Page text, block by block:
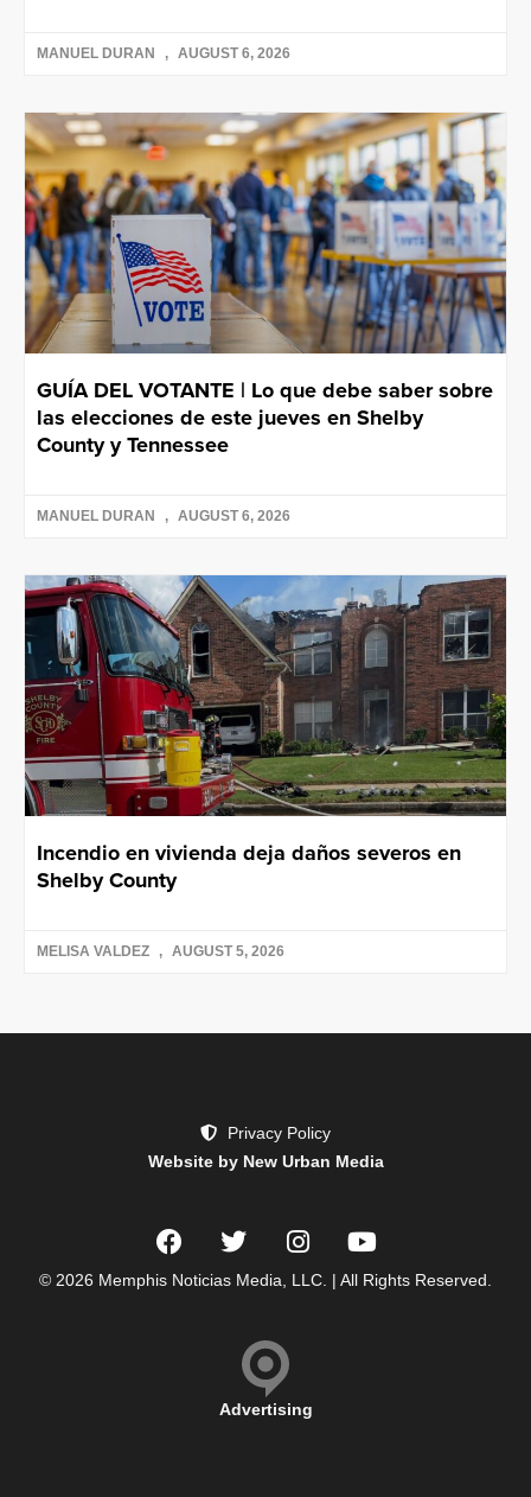
MANUEL DURAN AUGUST 6, 2026
GUÍA DEL VOTANTE | Lo que debe saber sobre
las elecciones de este jueves en Shelby
County y Tennessee
MANUEL DURAN AUGUST 6, 2026
Incendio en vivienda deja daños severos en
Shelby County
MELISA VALDEZ AUGUST 5, 2026
Privacy Policy
Website by New Urban Media
© 2026 Memphis Noticias Media, LLC. | All Rights Reserved.
Advertising